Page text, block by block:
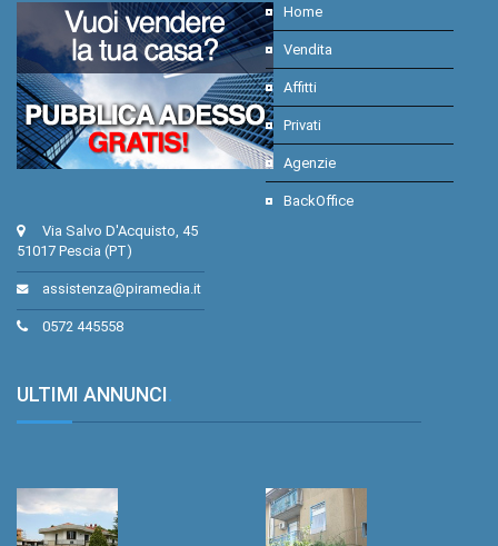
Via Salvo D'Acquisto, 45
51017 Pescia (PT)
assistenza@piramedia.it
0572 445558
Home
Vendita
Affitti
Privati
Agenzie
BackOffice
ULTIMI ANNUNCI.